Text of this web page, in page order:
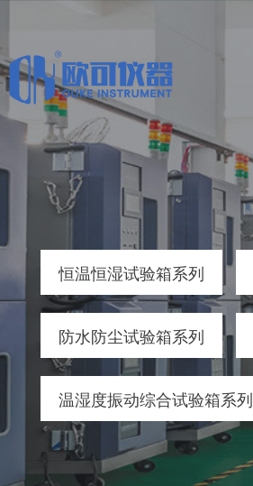
恒温恒湿试验箱系列
防水防尘试验箱系列
温湿度振动综合试验箱系列